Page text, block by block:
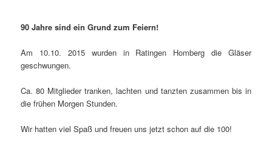
90 Jahre sind ein Grund zum Feiern!
Am 10.10. 2015 wurden in Ratingen Homberg die Gläser
geschwungen.
Ca. 80 Mitglieder tranken, lachten und tanzten zusammen bis in
die frühen Morgen Stunden.
Wir hatten viel Spaß und freuen uns jetzt schon auf die 100!